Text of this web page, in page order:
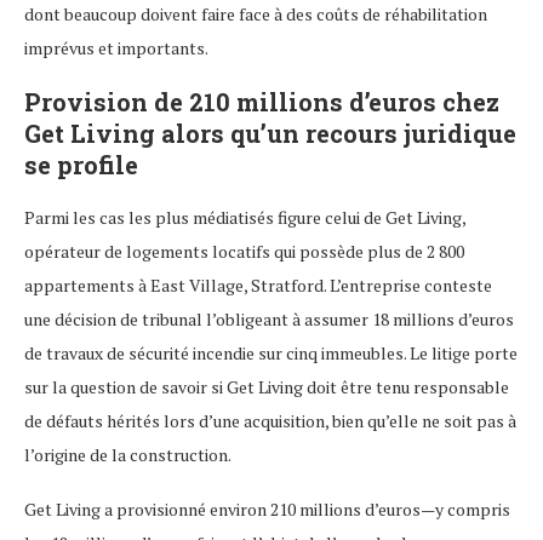
dont beaucoup doivent faire face à des coûts de réhabilitation
imprévus et importants.
Provision de 210 millions d’euros chez
Get Living alors qu’un recours juridique
se profile
Parmi les cas les plus médiatisés figure celui de Get Living,
opérateur de logements locatifs qui possède plus de 2 800
appartements à East Village, Stratford. L’entreprise conteste
une décision de tribunal l’obligeant à assumer 18 millions d’euros
de travaux de sécurité incendie sur cinq immeubles. Le litige porte
sur la question de savoir si Get Living doit être tenu responsable
de défauts hérités lors d’une acquisition, bien qu’elle ne soit pas à
l’origine de la construction.
Get Living a provisionné environ 210 millions d’euros—y compris